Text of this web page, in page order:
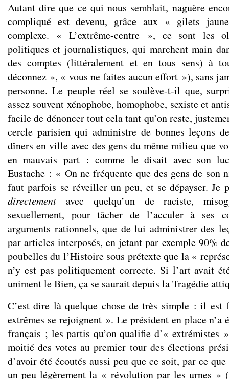
Autant dire que ce qui nous semblait, naguère
compliqué est devenu, grâce aux « gilets
complexe. « L’extrême-centre », ce sont les
politiques et journalistiques, qui marchent main
des comptes (littéralement et en tous sens) à
déconnez », « vous ne faites aucun effort »), sans
personne. Le peuple réel se soulève-t-il que,
assez souvent xénophobe, homophobe, sexiste et
facile de dénoncer tout cela tant qu’on reste,
cercle parisien qui administre de bonnes leçons
dîners en ville avec des gens du même milieu que
en mauvais part : comme le disait avec son
Eustache : « On ne fréquente que des gens de
faut parfois se réveiller un peu, et se dépayser. Je
directement avec quelqu’un de raciste,
sexuellement, pour tâcher de l’acculer à ses
arguments rationnels, que de lui administrer des
par articles interposés, en jetant par exemple 90%
poubelles du l’Histoire sous prétexte que la «
n’y est pas politiquement correcte. Si l’art avait
uniment le Bien, ça se saurait depuis la Tragédie
C’est dire là quelque chose de très simple : il est
extrêmes se rejoignent ». Le président en place n’a
français ; les partis qu’on qualifie d’« extrémistes
moitié des votes au premier tour des élections
d’avoir été écoutés aussi peu que ce soit, par ce
un peu légèrement la « révolution par les urnes »